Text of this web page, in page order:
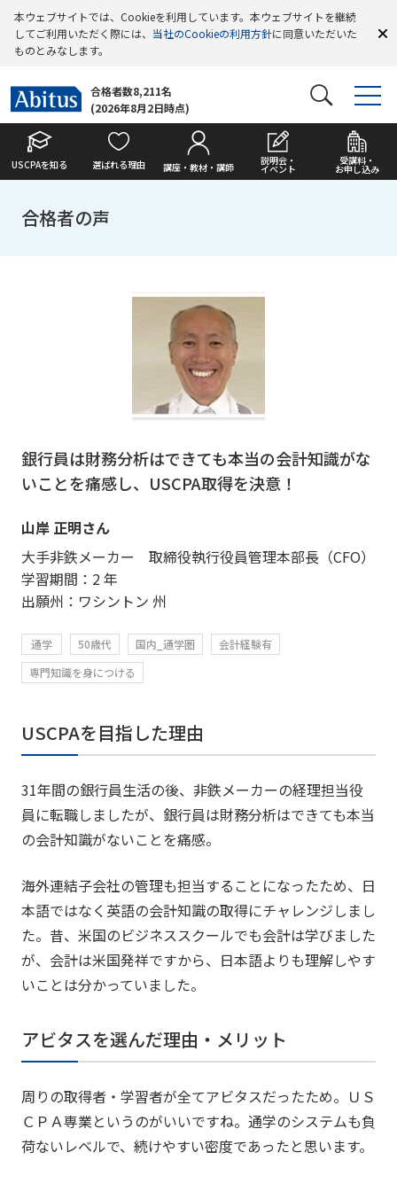
本ウェブサイトでは、Cookieを利用しています。本ウェブサイトを継続
してご利用いただく際には、 当社のCookieの利用方針に同意いただいた
ものとみなします。
合格者数8,211名
(2026年8月2日時点)
USCPAを知る 選ばれる理由 講座・教材・講師
説明会・
イベント
受講料・
お申し込み
合格者の声
銀行員は財務分析はできても本当の会計知識がな
いことを痛感し、USCPA取得を決意！
山岸 正明さん
大手非鉄メーカー 取締役執行役員管理本部長（CFO）
学習期間：2 年
出願州：ワシントン 州
通学 50歳代 国内_通学圏
会計経験有
専門知識を身につける
USCPAを目指した理由
31年間の銀行員生活の後、非鉄メーカーの経理担当役
員に転職しましたが、銀行員は財務分析はできても本当
の会計知識がないことを痛感。
海外連結子会社の管理も担当することになったため、日
本語ではなく英語の会計知識の取得にチャレンジしまし
た。昔、米国のビジネススクールでも会計は学びました
が、会計は米国発祥ですから、日本語よりも理解しやす
いことは分かっていました。
アビタスを選んだ理由・メリット
周りの取得者・学習者が全てアビタスだったため。ＵＳ
ＣＰＡ専業というのがいいですね。通学のシステムも負
荷ないレベルで、続けやすい密度であったと思います。